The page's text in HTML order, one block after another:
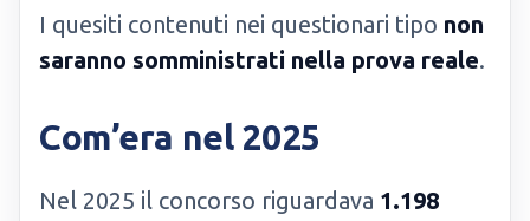
I quesiti contenuti nei questionari tipo non
saranno somministrati nella prova reale.
Com’era nel 2025
Nel 2025 il concorso riguardava 1.198